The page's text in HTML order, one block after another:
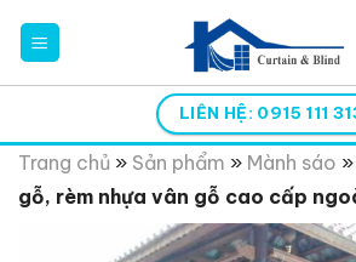
content
LIÊN HỆ: 0915 111
Trang chủ » Sản phẩm » Mành sáo »
gỗ, rèm nhựa vân gỗ cao cấp